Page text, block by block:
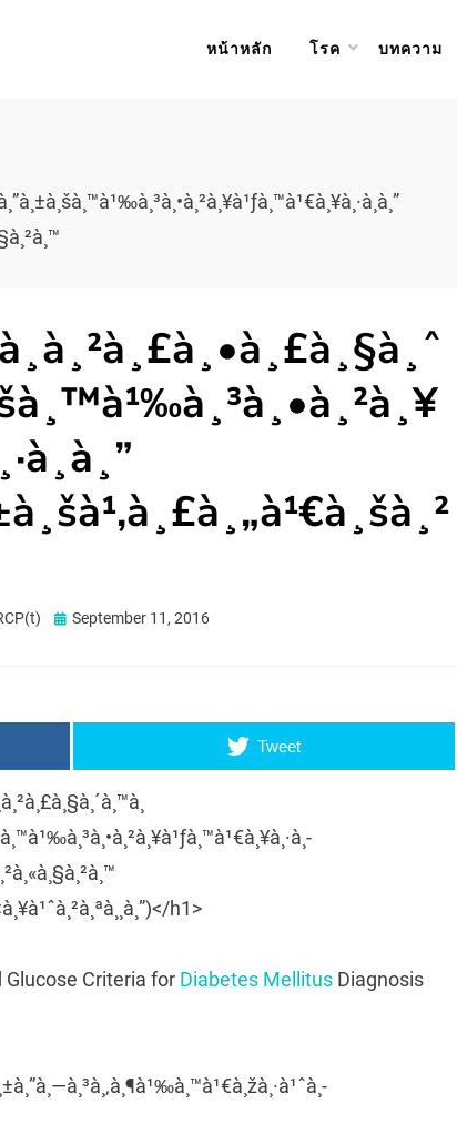
หน้าหลัก โรค บทความ
Posted
September 11, 2016
Tweet
h1>
Glucose Criteria for Diabetes Mellitus Diagnosis